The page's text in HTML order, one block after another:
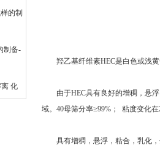
的制
制备-
离 化
羟乙基纤维素HEC是白色或浅黄
由于HEC具有良好的增稠，悬浮
域。40母筛分率≥99%； 粘度变化
具有增稠，悬浮，粘合，乳化，